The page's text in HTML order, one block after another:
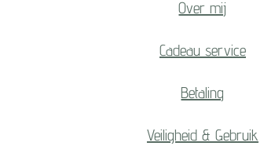
Over mij
Cadeau service
Betaling
Veiligheid & Gebruik